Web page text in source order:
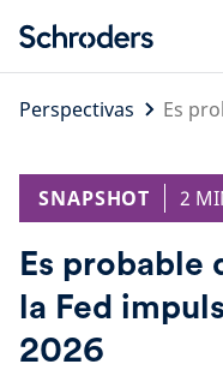
content
Perspectivas
Es
SNAPSHOT 2
Es probable
la Fed
2026